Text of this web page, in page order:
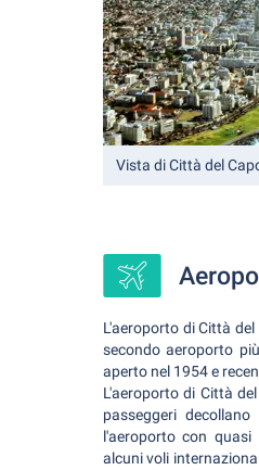
Vista di Città del
L'aeroporto di Città
secondo aeroporto
aperto nel 1954 e
L'aeroporto di Città
passeggeri
l'aeroporto con quasi
alcuni voli